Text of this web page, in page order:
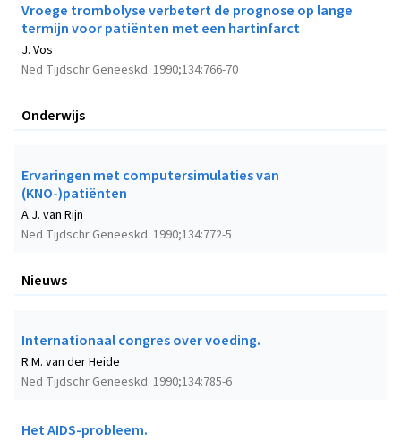
Vroege trombolyse verbetert de prognose op lange
termijn voor patiënten met een hartinfarct
Ned Tijdschr Geneeskd. 1990;134:766-70
J. Vos
Onderwijs
Ervaringen met computersimulaties van
(KNO-)patiënten
Ned Tijdschr Geneeskd. 1990;134:772-5
A.J. van Rijn
Nieuws
Internationaal congres over voeding.
Ned Tijdschr Geneeskd. 1990;134:785-6
R.M. van der Heide
Het AIDS-probleem.